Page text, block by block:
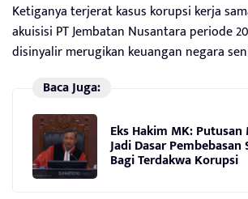
Ketiganya terjerat kasus korupsi kerja
akuisisi PT Jembatan Nusantara periode
disinyalir merugikan keuangan negara
Baca Juga:
Eks Hakim MK:
Jadi Dasar Pembebasan
Bagi Terdakwa Korupsi